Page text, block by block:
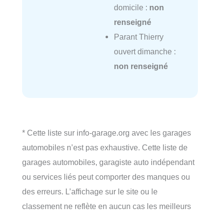
domicile : non
renseigné
Parant Thierry
ouvert dimanche :
non renseigné
* Cette liste sur info-garage.org avec les garages
automobiles n’est pas exhaustive. Cette liste de
garages automobiles, garagiste auto indépendant
ou services liés peut comporter des manques ou
des erreurs. L’affichage sur le site ou le
classement ne reflète en aucun cas les meilleurs